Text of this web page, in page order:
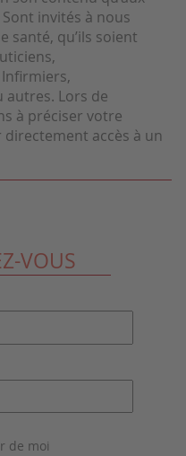
invités à nous
santé, qu’ils soient
autres. Lors de
à préciser votre
accès à un
VOUS
de moi